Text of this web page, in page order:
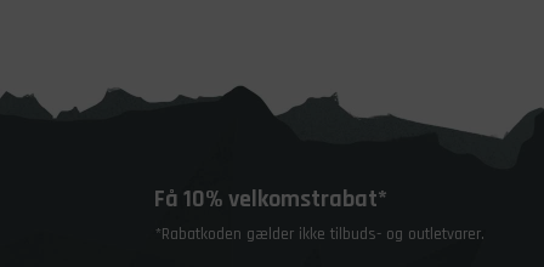
Få 10% velkomstrabat*
*Rabatkoden gælder ikke tilbuds- og outletvarer.